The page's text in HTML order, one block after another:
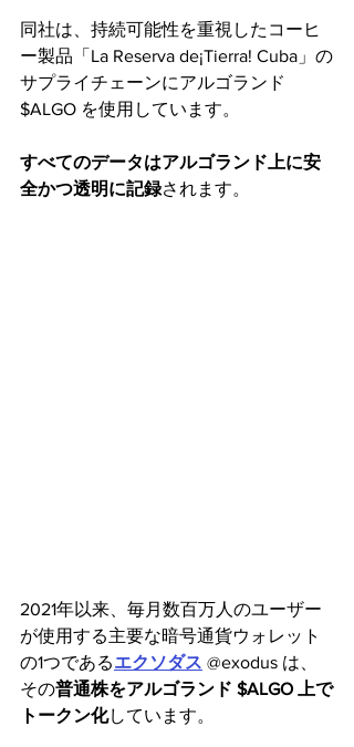
同社は、持続可能性を重視したコーヒ
ー製品「La Reserva de¡Tierra! Cuba」の
サプライチェーンにアルゴランド
$ALGO を使用しています。
すべてのデータはアルゴランド上に安
全かつ透明に記録されます。
2021年以来、毎月数百万人のユーザー
が使用する主要な暗号通貨ウォレット
の1つであるエクソダス @exodus は、
その普通株をアルゴランド $ALGO 上で
トークン化しています。